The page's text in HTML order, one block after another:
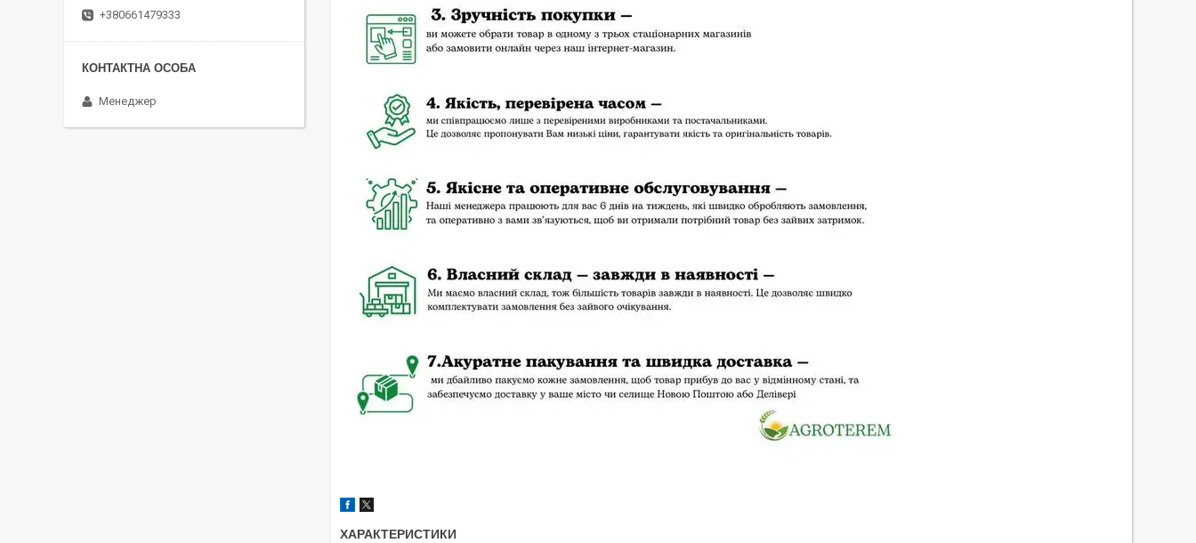
ХАРАКТЕРИСТИКИ
+380661479333
Менеджер